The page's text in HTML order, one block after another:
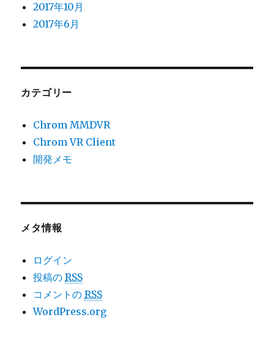
2017年10月
2017年6月
カテゴリー
Chrom MMDVR
Chrom VR Client
開発メモ
メタ情報
ログイン
投稿のRSS
コメントのRSS
WordPress.org